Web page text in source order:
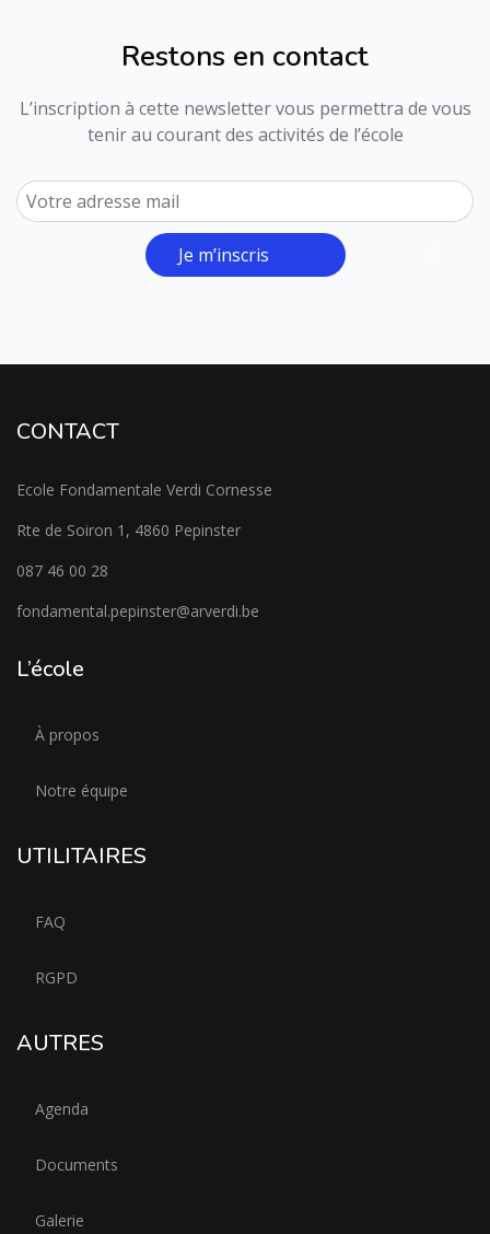
Restons en contact
L’inscription à cette newsletter vous permettra de vous
tenir au courant des activités de l’école
Je m’inscris
CONTACT
Ecole Fondamentale Verdi Cornesse
Rte de Soiron 1, 4860 Pepinster
087 46 00 28
fondamental.pepinster@arverdi.be
L’école
À propos
Notre équipe
UTILITAIRES
FAQ
RGPD
AUTRES
Agenda
Documents
Galerie